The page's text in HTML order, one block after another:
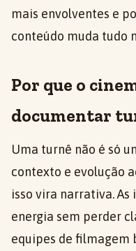
mais envolventes e
conteúdo muda tudo
Por que o
documentar
Uma turnê não é só
contexto e evolução
isso vira narrativa.
energia sem perder
equipes de filmagem